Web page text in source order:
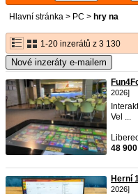
Hlavní stránka > PC > hry na
1-20 inzerátů z 3 130
Nové inzeráty e-mailem
2026]
Vel ...
48
Herní
2026]